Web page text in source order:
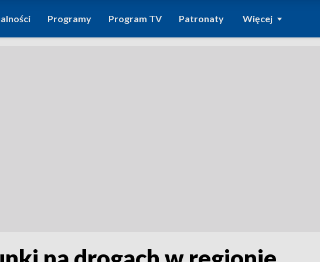
Programy Program TV Patronaty Więcej